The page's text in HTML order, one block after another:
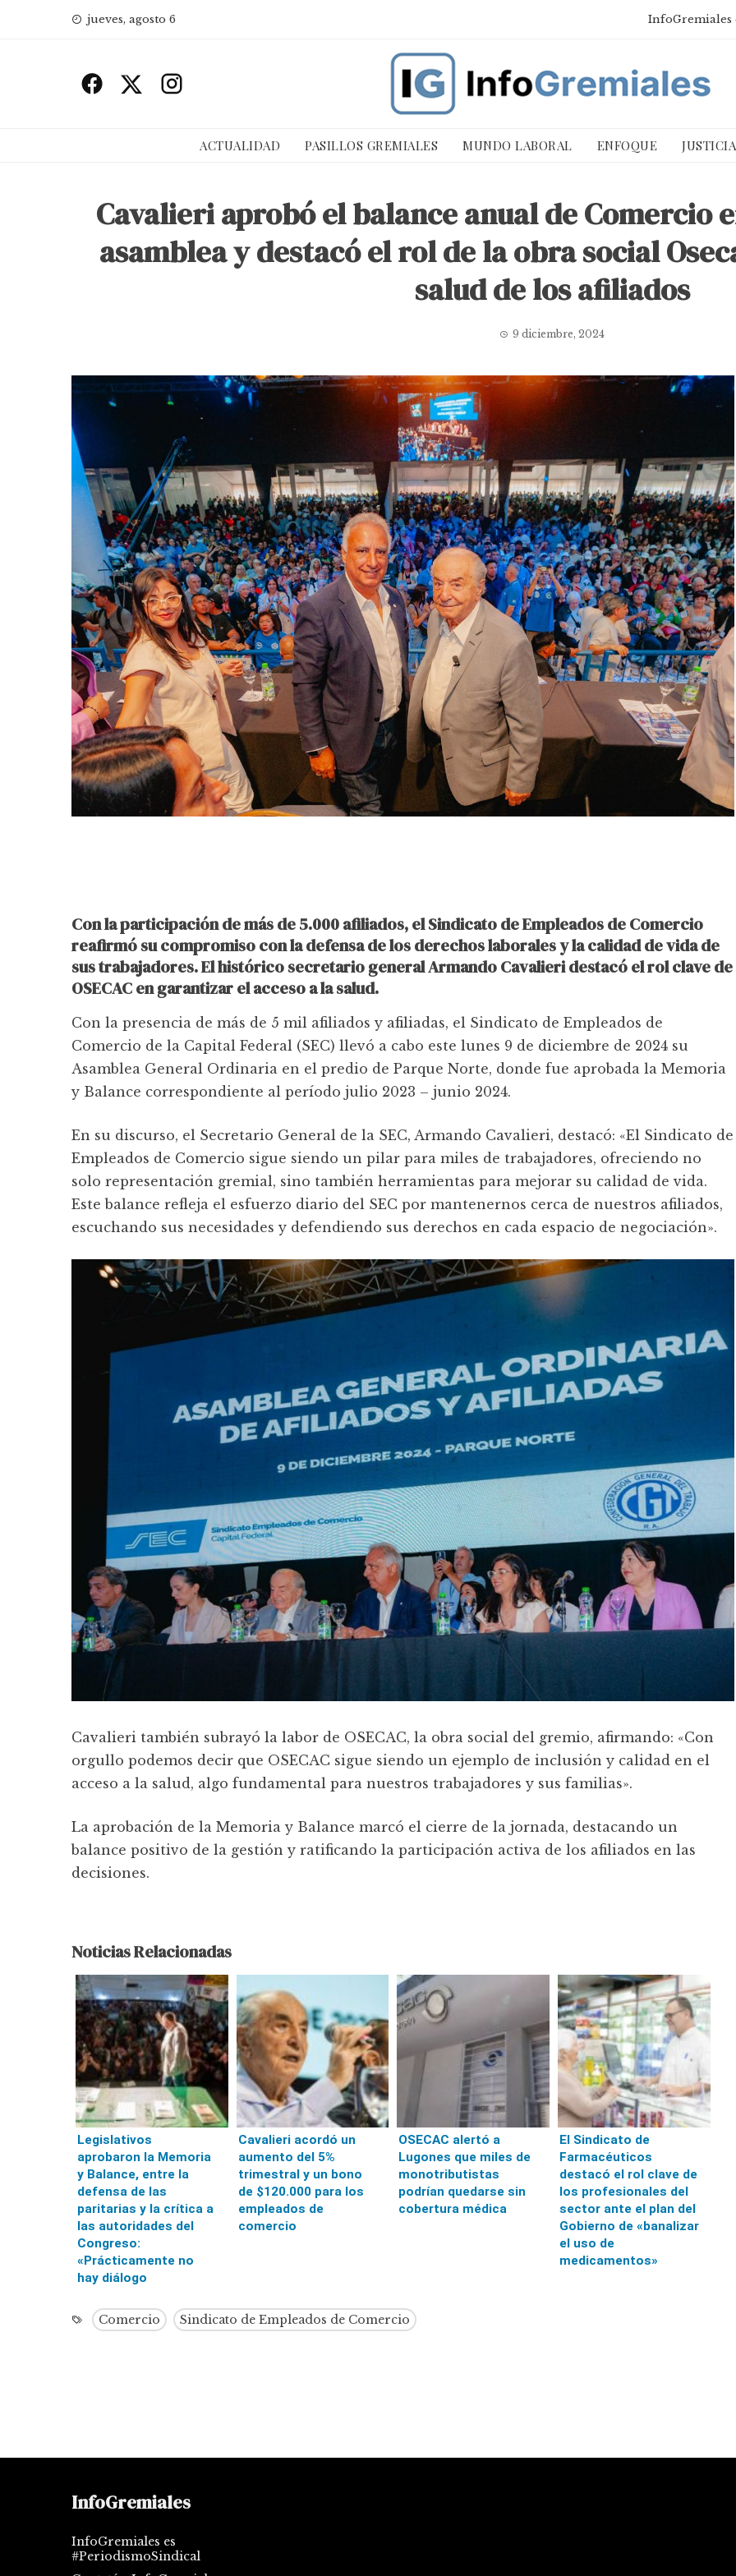
jueves, agosto 6 InfoGremiales
ACTUALIDAD PASILLOS GREMIALES MUNDO LABORAL ENFOQUE
Cavalieri aprobó el balance anual de Comercio
asamblea y destacó el rol de la obra social
salud de los afiliados
9 diciembre, 2024
Con la participación de más de 5.000 afiliados, el Sindicato de Empleados de Comercio
reafirmó su compromiso con la defensa de los derechos laborales y la calidad de vida de
sus trabajadores. El histórico secretario general Armando Cavalieri destacó el rol clave de
OSECAC en garantizar el acceso a la salud.
Con la presencia de más de 5 mil afiliados y afiliadas, el Sindicato de Empleados de
Comercio de la Capital Federal (SEC) llevó a cabo este lunes 9 de diciembre de 2024 su
Asamblea General Ordinaria en el predio de Parque Norte, donde fue aprobada la Memoria
y Balance correspondiente al período julio 2023 – junio 2024.
En su discurso, el Secretario General de la SEC, Armando Cavalieri, destacó: «El Sindicato de
Empleados de Comercio sigue siendo un pilar para miles de trabajadores, ofreciendo no
solo representación gremial, sino también herramientas para mejorar su calidad de vida.
Este balance refleja el esfuerzo diario del SEC por mantenernos cerca de nuestros afiliados,
escuchando sus necesidades y defendiendo sus derechos en cada espacio de negociación».
Cavalieri también subrayó la labor de OSECAC, la obra social del gremio, afirmando: «Con
orgullo podemos decir que OSECAC sigue siendo un ejemplo de inclusión y calidad en el
acceso a la salud, algo fundamental para nuestros trabajadores y sus familias».
La aprobación de la Memoria y Balance marcó el cierre de la jornada, destacando un
balance positivo de la gestión y ratificando la participación activa de los afiliados en las
decisiones.
Noticias Relacionadas
Legislativos
aprobaron la Memoria
y Balance, entre la
defensa de las
paritarias y la crítica a
las autoridades del
Congreso:
«Prácticamente no
hay diálogo
Cavalieri acordó un
aumento del 5%
trimestral y un bono
de $120.000 para los
empleados de
comercio
OSECAC alertó a
Lugones que miles de
monotributistas
podrían quedarse sin
cobertura médica
El Sindicato de
Farmacéuticos
destacó el rol clave de
los profesionales del
sector ante el plan del
Gobierno de «banalizar
el uso de
medicamentos»
Comercio Sindicato de Empleados de Comercio
InfoGremiales
InfoGremiales es
#PeriodismoSindical